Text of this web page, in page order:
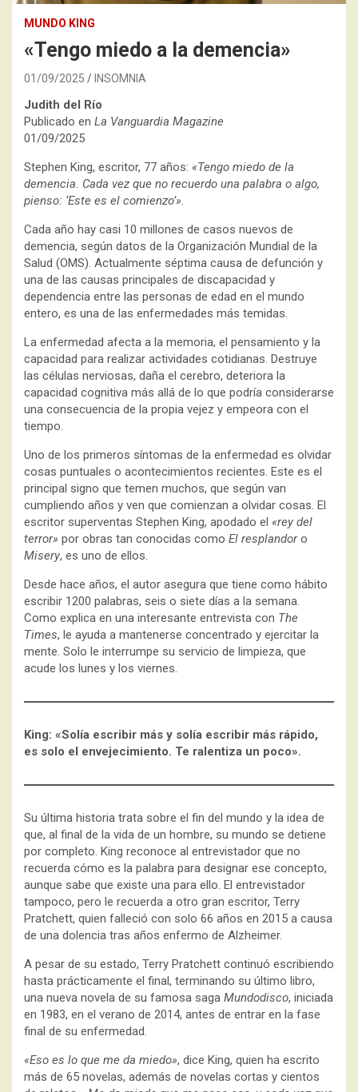
MUNDO KING
«Tengo miedo a la demencia»
01/09/2025 INSOMNIA
Judith del Río
Publicado en La Vanguardia Magazine
01/09/2025
Stephen King, escritor, 77 años: «Tengo miedo de la
demencia. Cada vez que no recuerdo una palabra o algo,
pienso: ‘Este es el comienzo’».
Cada año hay casi 10 millones de casos nuevos de
demencia, según datos de la Organización Mundial de la
Salud (OMS). Actualmente séptima causa de defunción y
una de las causas principales de discapacidad y
dependencia entre las personas de edad en el mundo
entero, es una de las enfermedades más temidas.
La enfermedad afecta a la memoria, el pensamiento y la
capacidad para realizar actividades cotidianas. Destruye
las células nerviosas, daña el cerebro, deteriora la
capacidad cognitiva más allá de lo que podría considerarse
una consecuencia de la propia vejez y empeora con el
tiempo.
Uno de los primeros síntomas de la enfermedad es olvidar
cosas puntuales o acontecimientos recientes. Este es el
principal signo que temen muchos, que según van
cumpliendo años y ven que comienzan a olvidar cosas. El
escritor superventas Stephen King, apodado el «rey del
terror» por obras tan conocidas como El resplandoro
Misery, es uno de ellos.
Desde hace años, el autor asegura que tiene como hábito
escribir 1200 palabras, seis o siete días a la semana.
Como explica en una interesante entrevista con The
Times, le ayuda a mantenerse concentrado y ejercitar la
mente. Solo le interrumpe su servicio de limpieza, que
acude los lunes y los viernes.
King: «Solía escribir más y solía escribir más rápido,
es solo el envejecimiento. Te ralentiza un poco».
Su última historia trata sobre el fin del mundo y la idea de
que, al final de la vida de un hombre, su mundo se detiene
por completo. King reconoce al entrevistador que no
recuerda cómo es la palabra para designar ese concepto,
aunque sabe que existe una para ello. El entrevistador
tampoco, pero le recuerda a otro gran escritor, Terry
Pratchett, quien falleció con solo 66 años en 2015 a causa
de una dolencia tras años enfermo de Alzheimer.
A pesar de su estado, Terry Pratchett continuó escribiendo
hasta prácticamente el final, terminando su último libro,
una nueva novela de su famosa saga Mundodisco, iniciada
en 1983, en el verano de 2014, antes de entrar en la fase
final de su enfermedad.
«Eso es lo que me da miedo», dice King, quien ha escrito
más de 65 novelas, además de novelas cortas y cientos